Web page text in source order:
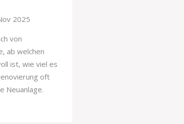
2025
von
ab welchen
ist, wie viel es
oft
Neuanlage.